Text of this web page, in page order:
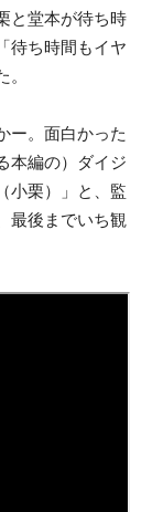
と堂本が待ち時
待ち時間もイヤ
ー。面白かった
本編の）ダイジ
小栗）」と、監
最後までいち観